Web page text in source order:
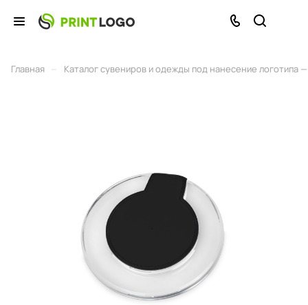
Главная Каталог сувениров и одежды под нанесение логотипа